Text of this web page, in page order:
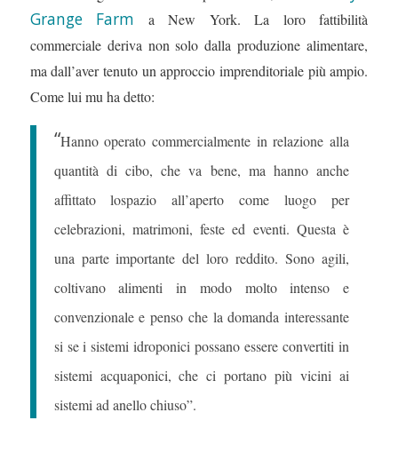
Grange Farm
a New York. La loro fattibilità
commerciale deriva non solo dalla produzione alimentare,
ma dall’aver tenuto un approccio imprenditoriale più ampio.
Come lui mu ha detto:
“Hanno operato commercialmente in relazione alla
quantità di cibo, che va bene, ma hanno anche
affittato lospazio all’aperto come luogo per
celebrazioni, matrimoni, feste ed eventi. Questa è
una parte importante del loro reddito. Sono agili,
coltivano alimenti in modo molto intenso e
convenzionale e penso che la domanda interessante
si se i sistemi idroponici possano essere convertiti in
sistemi acquaponici, che ci portano più vicini ai
sistemi ad anello chiuso”.